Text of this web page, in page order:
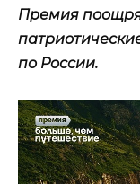
Премия
по России.